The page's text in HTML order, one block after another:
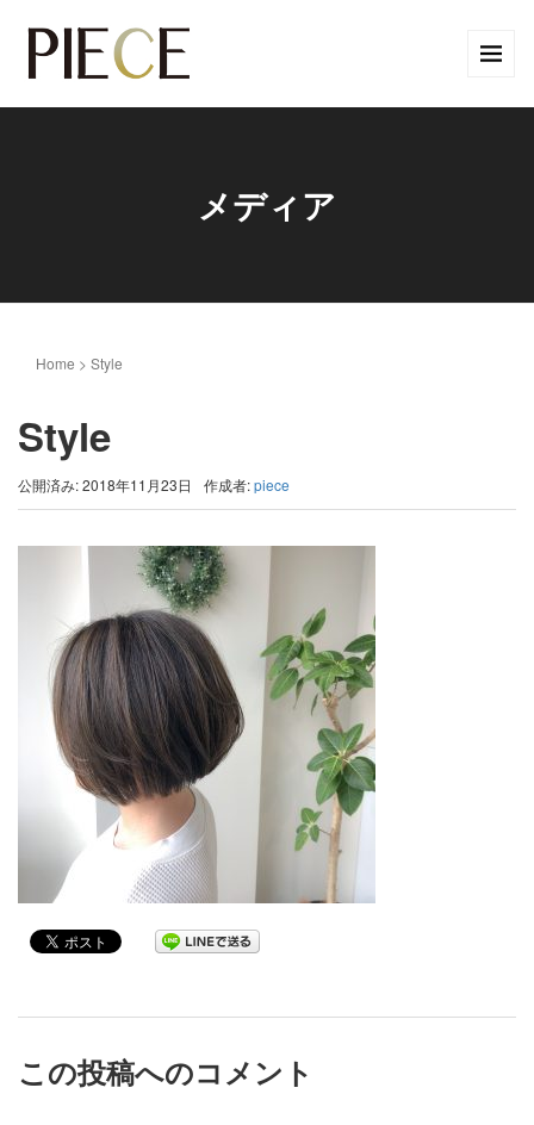
メディア
Home > Style
Style
公開済み: 2018年11月23日 作成者:piece
この投稿へのコメント